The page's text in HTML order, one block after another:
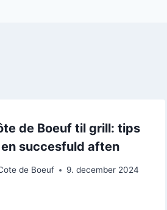
de Boeuf til grill: tips
succesfuld aften
de Boeuf 9. december 2024